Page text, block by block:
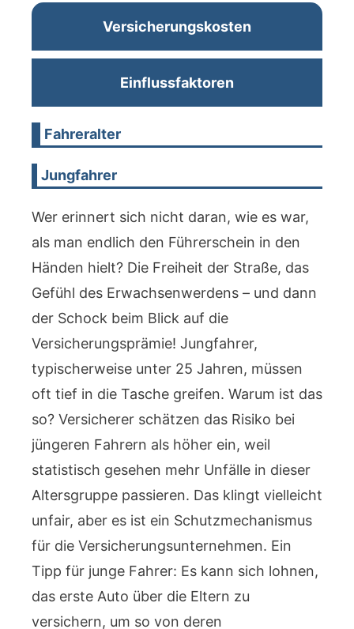
Versicherungskosten
Einflussfaktoren
Fahreralter
Jungfahrer
Wer erinnert sich nicht daran, wie es war,
als man endlich den Führerschein in den
Händen hielt? Die Freiheit der Straße, das
Gefühl des Erwachsenwerdens – und dann
der Schock beim Blick auf die
Versicherungsprämie! Jungfahrer,
typischerweise unter 25 Jahren, müssen
oft tief in die Tasche greifen. Warum ist das
so? Versicherer schätzen das Risiko bei
jüngeren Fahrern als höher ein, weil
statistisch gesehen mehr Unfälle in dieser
Altersgruppe passieren. Das klingt vielleicht
unfair, aber es ist ein Schutzmechanismus
für die Versicherungsunternehmen. Ein
Tipp für junge Fahrer: Es kann sich lohnen,
das erste Auto über die Eltern zu
versichern, um so von deren